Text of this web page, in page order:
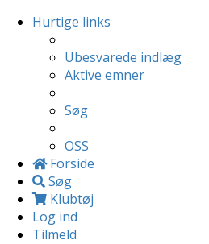
Hurtige links
Ubesvarede indlæg
Aktive emner
Søg
OSS
Forside
Søg
Klubtøj
Log ind
Tilmeld